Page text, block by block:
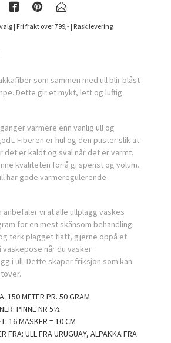
| Fri frakt over 799,- | Rask levering
som sammen med ull blir blåst
Dette gir et mykt, lett og luftig
varmere enn vanlig ull og
Fiberen er hul og den puster slik at
det er kaldt og sval når det er varmt.
kvaliteten for å gi spenst og volum.
har gode varmeregulerende
anbefaler vi at alle ullplagg vaskes
for en mest skånsom behandling.
tørk plagget flatt, gjerne oppå et
vaskepose når du vasker
i ull. Dette skaper friksjon som kan
150 METER PR. 50 GRAM
PINNE NR 5½
16 MASKER = 10 CM
FRA: ULL FRA URUGUAY, ALPAKKA FRA